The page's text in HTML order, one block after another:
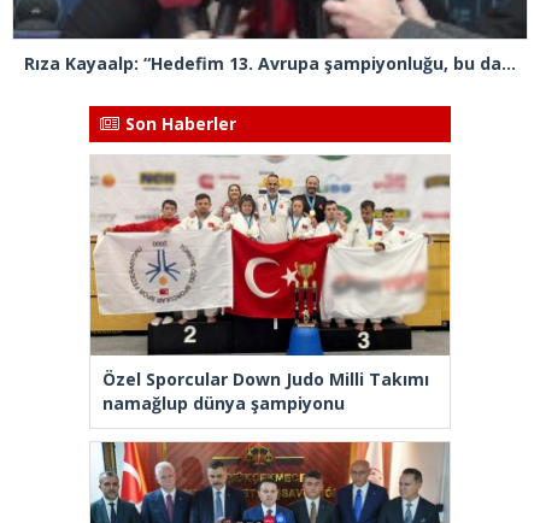
Rıza Kayaalp: “Hedefim 13. Avrupa şampiyonluğu, bu da benim için rekor olacak”
Son Haberler
Özel Sporcular Down Judo Milli Takımı
namağlup dünya şampiyonu